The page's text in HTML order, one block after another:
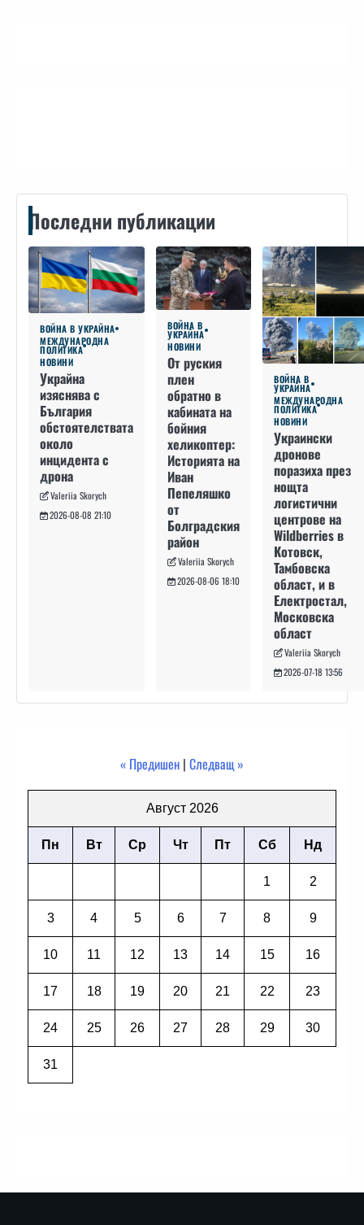
Последни публикации
ВОЙНА В УКРАЙНА
МЕЖДУНАРОДНА
ПОЛИТИКА
НОВИНИ
Украйна
изяснява с
България
обстоятелствата
около
инцидента с
дрона
Valeriia Skorych
2026-08-08 21:10
ВОЙНА В
УКРАЙНА
НОВИНИ
От руския
плен
обратно в
кабината на
бойния
хеликоптер:
Историята на
Иван
Пепеляшко
от
Болградския
район
Valeriia Skorych
2026-08-06 18:10
ВОЙНА В
УКРАЙНА
МЕЖДУНАРОДНА
ПОЛИТИКА
НОВИНИ
Украински
дронове
поразиха през
нощта
логистични
центрове на
Wildberries в
Котовск,
Тамбовска
област, и в
Електростал,
Московска
област
Valeriia Skorych
2026-07-18 13:56
« Предишен | Следващ »
Август 2026
Пн Вт Ср Чт Пт Сб Нд
1 2
3 4 5 6 7 8 9
10 11 12 13 14 15 16
17 18 19 20 21 22 23
24 25 26 27 28 29 30
31